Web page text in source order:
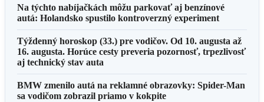
Na týchto nabíjačkách môžu parkovať aj benzínové
autá: Holandsko spustilo kontroverzný experiment
Týždenný horoskop (33.) pre vodičov. Od 10. augusta až
16. augusta. Horúce cesty preveria pozornosť, trpezlivosť
aj technický stav auta
BMW zmenilo autá na reklamné obrazovky: Spider-Man
sa vodičom zobrazil priamo v kokpite